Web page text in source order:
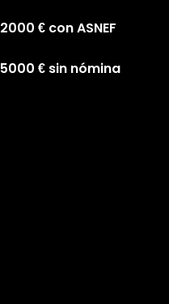
2000 € con ASNEF
5000 € sin nómina